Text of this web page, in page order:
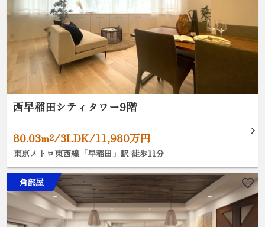
西早稲田シティタワー9階
80.03m²/3LDK/11,980万円
東京メトロ東西線「早稲田」駅 徒歩11分
角部屋